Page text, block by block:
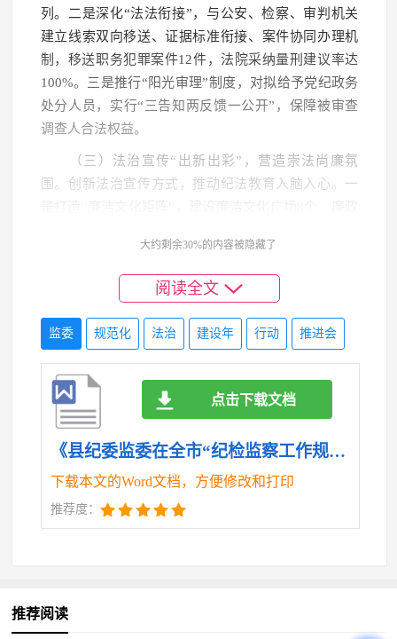
列。二是深化“法法衔接”，与公安、检察、审判机关
建立线索双向移送、证据标准衔接、案件协同办理机
制，移送职务犯罪案件12件，法院采纳量刑建议率达
100%。三是推行“阳光审理”制度，对拟给予党纪政务
处分人员，实行“三告知两反馈一公开”，保障被审查
调查人合法权益。
（三）法治宣传“出新出彩”，营造崇法尚廉氛
围。创新法治宣传方式，推动纪法教育入脑入心。一
电影12部，开展“廉洁文化大篷车”巡演46场，覆盖党
员干部群众3.2万人次。二是开展“以案释纪”警示教
育，编发《忏悔录选编》《警示教育片》，组织旁听
职务犯罪庭审12场，用身边事教育身边人。三是推行
“纪法进万家”活动，组织纪检监察干部进村居、进企
业、进学校宣讲纪法知识87场，发放《纪法知识手
册》2.3万册，推动纪法教育飞入寻常百姓家。
三、以正规化建设为保障，锻造全面过硬的纪检
监察铁军
正规化是纪检监察队伍建设的必然要求。我县坚
持严管厚爱结合、激励约束并重，打造忠诚干净担当
提升。一是优化班子结构，协助县委选优配强纪委监
大约剩余30%的内容被隐藏了
阅读全文
监委 规范化 法治 建设年 行动 推进会
《县纪委监委在全市“纪检监察工作规范化法治化正规化建设年”行动推进会上的汇报材料.doc》
下载本文的Word文档，方便修改和打印
推荐度：
点击下载文档
推荐阅读